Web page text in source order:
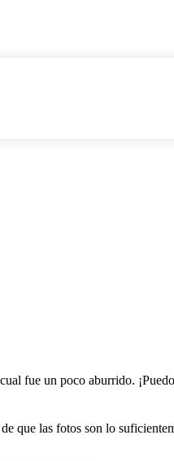
fue un poco aburrido.
que las fotos son lo